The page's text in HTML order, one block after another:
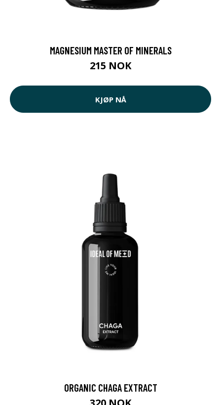
MAGNESIUM MASTER OF MINERALS
215 NOK
KJØP NÅ
ORGANIC CHAGA EXTRACT